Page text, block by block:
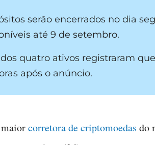
serão encerrados no dia
até 9 de setembro.
dos quatro ativos registraram
após o anúncio.
corretora de criptomoedas do